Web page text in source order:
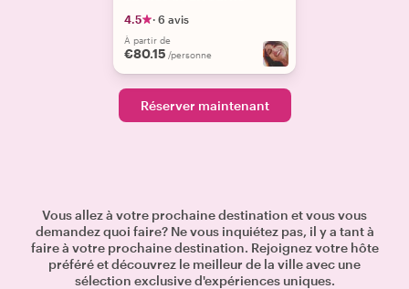
4.5 · 6 avis
À partir de
€80.15 /personne
Réserver maintenant
Vous allez à votre prochaine destination et vous vous
demandez quoi faire? Ne vous inquiétez pas, il y a tant à
faire à votre prochaine destination. Rejoignez votre hôte
préféré et découvrez le meilleur de la ville avec une
sélection exclusive d'expériences uniques.